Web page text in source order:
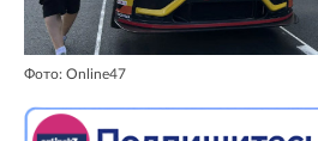
Фото: Online47